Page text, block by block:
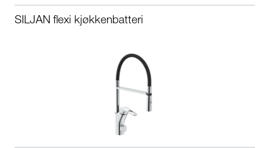
SILJAN flexi kjøkkenbatteri